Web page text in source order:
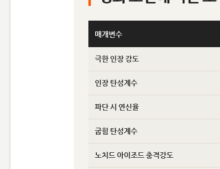
매개변수
극한 인장 강도
인장 탄성계수
파단 시 연신율
굽힘 탄성계수
노치드 아이조드 충격강도